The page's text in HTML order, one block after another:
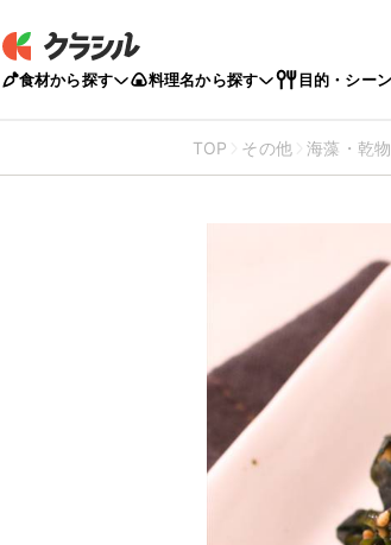
食材から探す 料理名から探す 目的・シー
TOP その他 海藻・乾